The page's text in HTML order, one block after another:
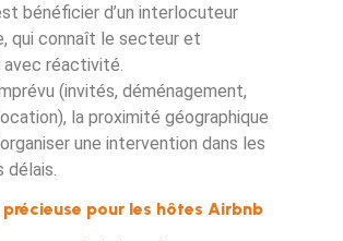
bénéficier d’un interlocuteur
qui connaît le secteur et
réactivité.
(invités, déménagement,
la proximité géographique
une intervention dans les
précieuse pour les hôtes Airbnb